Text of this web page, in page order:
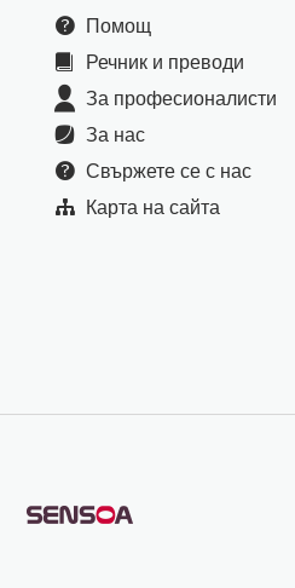
Помощ
Речник и преводи
За професионалисти
За нас
Свържете се с нас
Карта на сайта